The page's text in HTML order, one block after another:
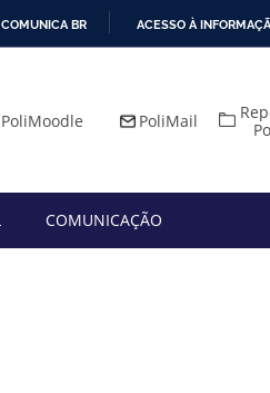
O
COMUNICA BR ACESSO À
PoliMoodle PoliMail
COMUNICAÇÃO